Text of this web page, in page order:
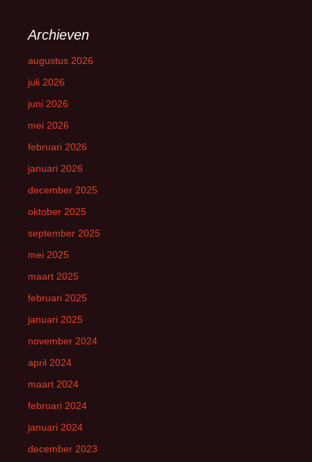
Archieven
augustus 2026
juli 2026
juni 2026
mei 2026
februari 2026
januari 2026
december 2025
oktober 2025
september 2025
mei 2025
maart 2025
februari 2025
januari 2025
november 2024
april 2024
maart 2024
februari 2024
januari 2024
december 2023